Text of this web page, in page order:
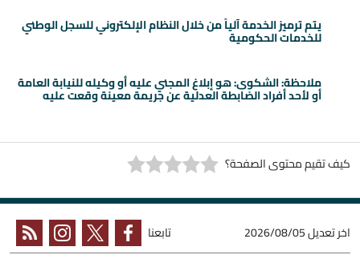
يتم ترميز الخدمة آلياً من خلال النظام الإلكتروني للسجل الوطني
للخدمات الحكومية
ملاحظة: الشكوى: هو إبلاغ المجني عليه أو وكيله للنيابة العامة
أو لأحد أفراد الضابطة العدلية عن جريمة معينة وقعت عليه
كيف تقيم محتوى الصفحة؟
اخر تعديل2026/08/05 تابعنا